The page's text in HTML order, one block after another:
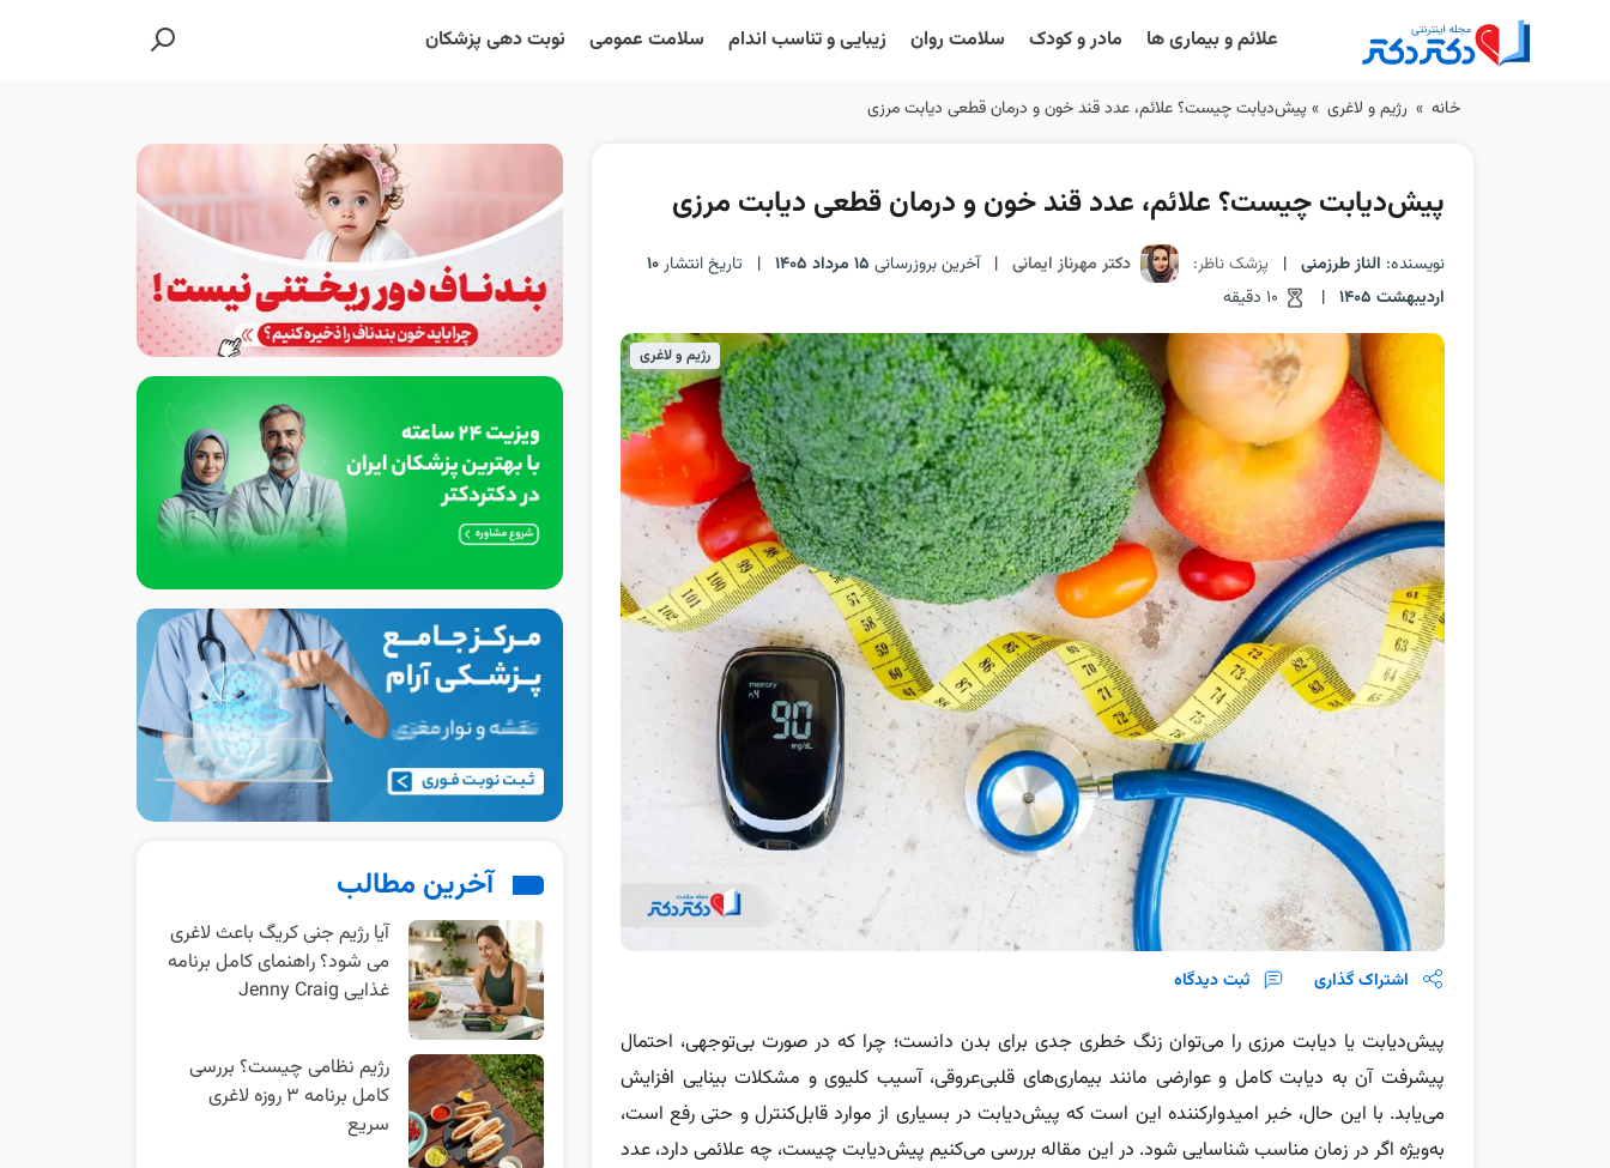
علائم و بیماری ها مادر و کودک سلامت روان زیبایی و تناسب اندام سلامت عمومی نوبت دهی پزشکان
خانه » رژیم و لاغری » پیش‌دیابت چیست؟ علائم، عدد قند خون و درمان قطعی دیابت مرزی
پیش‌دیابت چیست؟ علائم، عدد قند خون و درمان قطعی دیابت مرزی
نویسنده: الناز طرزمنی | پزشک ناظر: دکتر مهرناز ایمانی | آخرین بروزرسانی 15 مرداد 1405 | تاریخ انتشار10
اردیبهشت 1405
|
رژیم و لاغری
اشتراک گذاری ثبت دیدگاه
پیش‌دیابت یا دیابت مرزی را می‌توان زنگ خطری جدی برای بدن دانست؛ چرا که در صورت بی‌توجهی، احتمال
پیشرفت آن به دیابت کامل و عوارضی مانند بیماری‌های قلبی‌عروقی، آسیب کلیوی و مشکلات بینایی افزایش
می‌یابد. با این حال، خبر امیدوارکننده این است که پیش‌دیابت در بسیاری از موارد قابل‌کنترل و حتی رفع است،
به‌ویژه اگر در زمان مناسب شناسایی شود. در این مقاله بررسی می‌کنیم پیش‌دیابت چیست، چه علائمی دارد، عدد
آخرین مطالب
آیا رژیم جنی کریگ باعث لاغری
می شود؟ راهنمای کامل برنامه
غذایی Jenny Craig
رژیم نظامی چیست؟ بررسی
کامل برنامه ۳ روزه لاغری
سریع